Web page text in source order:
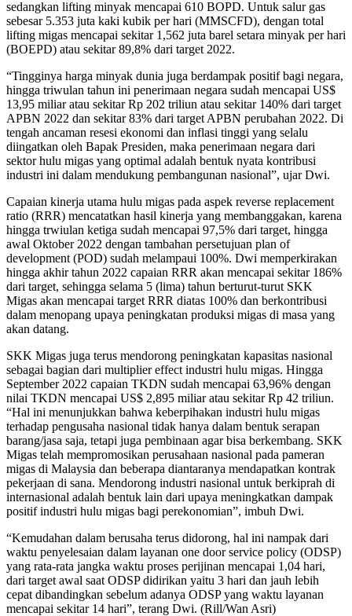
sedangkan lifting minyak mencapai 610 BOPD. Untuk salur gas
sebesar 5.353 juta kaki kubik per hari (MMSCFD), dengan total
lifting migas mencapai sekitar 1,562 juta barel setara minyak per hari
(BOEPD) atau sekitar 89,8% dari target 2022.
“Tingginya harga minyak dunia juga berdampak positif bagi negara,
hingga triwulan tahun ini penerimaan negara sudah mencapai US$
13,95 miliar atau sekitar Rp 202 triliun atau sekitar 140% dari target
APBN 2022 dan sekitar 83% dari target APBN perubahan 2022. Di
tengah ancaman resesi ekonomi dan inflasi tinggi yang selalu
diingatkan oleh Bapak Presiden, maka penerimaan negara dari
sektor hulu migas yang optimal adalah bentuk nyata kontribusi
industri ini dalam mendukung pembangunan nasional”, ujar Dwi.
Capaian kinerja utama hulu migas pada aspek reverse replacement
ratio (RRR) mencatatkan hasil kinerja yang membanggakan, karena
hingga trwiulan ketiga sudah mencapai 97,5% dari target, hingga
awal Oktober 2022 dengan tambahan persetujuan plan of
development (POD) sudah melampaui 100%. Dwi memperkirakan
hingga akhir tahun 2022 capaian RRR akan mencapai sekitar 186%
dari target, sehingga selama 5 (lima) tahun berturut-turut SKK
Migas akan mencapai target RRR diatas 100% dan berkontribusi
dalam menopang upaya peningkatan produksi migas di masa yang
akan datang.
SKK Migas juga terus mendorong peningkatan kapasitas nasional
sebagai bagian dari multiplier effect industri hulu migas. Hingga
September 2022 capaian TKDN sudah mencapai 63,96% dengan
nilai TKDN mencapai US$ 2,895 miliar atau sekitar Rp 42 triliun.
“Hal ini menunjukkan bahwa keberpihakan industri hulu migas
terhadap pengusaha nasional tidak hanya dalam bentuk serapan
barang/jasa saja, tetapi juga pembinaan agar bisa berkembang. SKK
Migas telah mempromosikan perusahaan nasional pada pameran
migas di Malaysia dan beberapa diantaranya mendapatkan kontrak
pekerjaan di sana. Mendorong industri nasional untuk berkiprah di
internasional adalah bentuk lain dari upaya meningkatkan dampak
positif industri hulu migas bagi perekonomian”, imbuh Dwi.
“Kemudahan dalam berusaha terus didorong, hal ini nampak dari
waktu penyelesaian dalam layanan one door service policy (ODSP)
yang rata-rata jangka waktu proses perijinan mencapai 1,04 hari,
dari target awal saat ODSP didirikan yaitu 3 hari dan jauh lebih
cepat dibandingkan sebelum adanya ODSP yang waktu layanan
mencapai sekitar 14 hari”, terang Dwi. (Rill/Wan Asri)